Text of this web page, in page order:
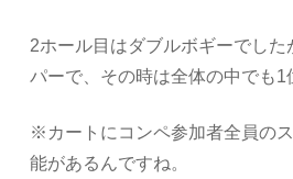
2ホール目はダブルボギーでした
パーで、その時は全体の中でも1
※カートにコンペ参加者全員の
能があるんですね。